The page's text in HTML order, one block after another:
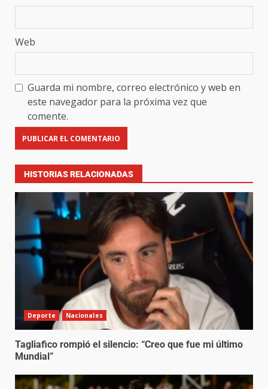
Web
Guarda mi nombre, correo electrónico y web en
este navegador para la próxima vez que
comente.
HISTORIAS RELACIONADAS
Deporte Nacionales
Tagliafico rompió el silencio: “Creo que fue mi último
Mundial”